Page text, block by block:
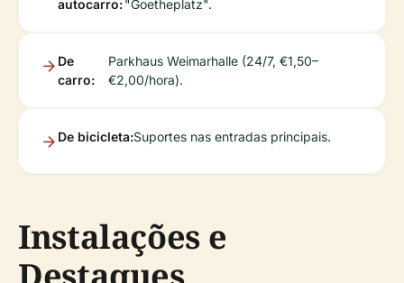
autocarro:"Goetheplatz".
De
carro:
Parkhaus Weimarhalle (24/7, €1,50–
€2,00/hora).
De bicicleta:Suportes nas entradas principais.
Instalações e